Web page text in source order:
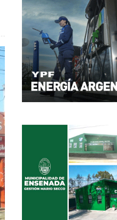
y caravana de antorchas